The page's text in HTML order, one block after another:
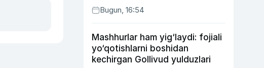
Bugun, 16:54
Mashhurlar ham yig‘laydi: fojiali
yo‘qotishlarni boshidan
kechirgan Gollivud yulduzlari